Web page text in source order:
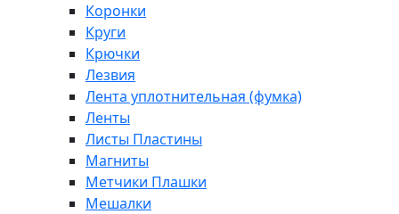
Коронки
Круги
Крючки
Лезвия
Лента уплотнительная (фумка)
Ленты
Листы Пластины
Магниты
Метчики Плашки
Мешалки